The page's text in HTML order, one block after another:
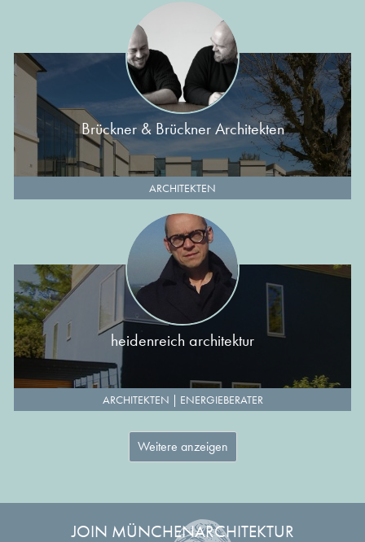
Brückner & Brückner Architekten
ARCHITEKTEN
heidenreich architektur
ARCHITEKTEN | ENERGIEBERATER
Weitere anzeigen
JOIN MÜNCHENARCHITEKTUR